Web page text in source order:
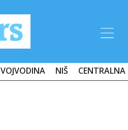
VOJVODINA NIŠ CENTRALNA